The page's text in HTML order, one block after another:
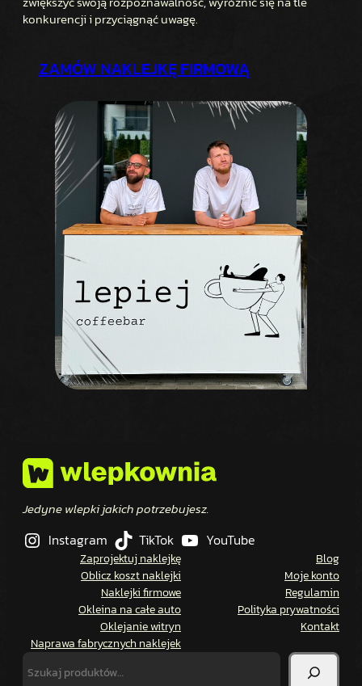
konkurencji i przyciągnąć uwagę.
ZAMÓW NAKLEJKĘ FIRMOWĄ
Jedyne wlepki jakich potrzebujesz.
Instagram TikTok YouTube
Zaprojektuj naklejkę
Oblicz koszt naklejki
Naklejki firmowe
Okleina na całe auto
Oklejanie witryn
Naprawa fabrycznych naklejek
Blog
Moje konto
Regulamin
Polityka prywatności
Kontakt